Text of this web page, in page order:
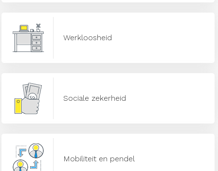
Werkloosheid
Sociale zekerheid
Mobiliteit en pendel